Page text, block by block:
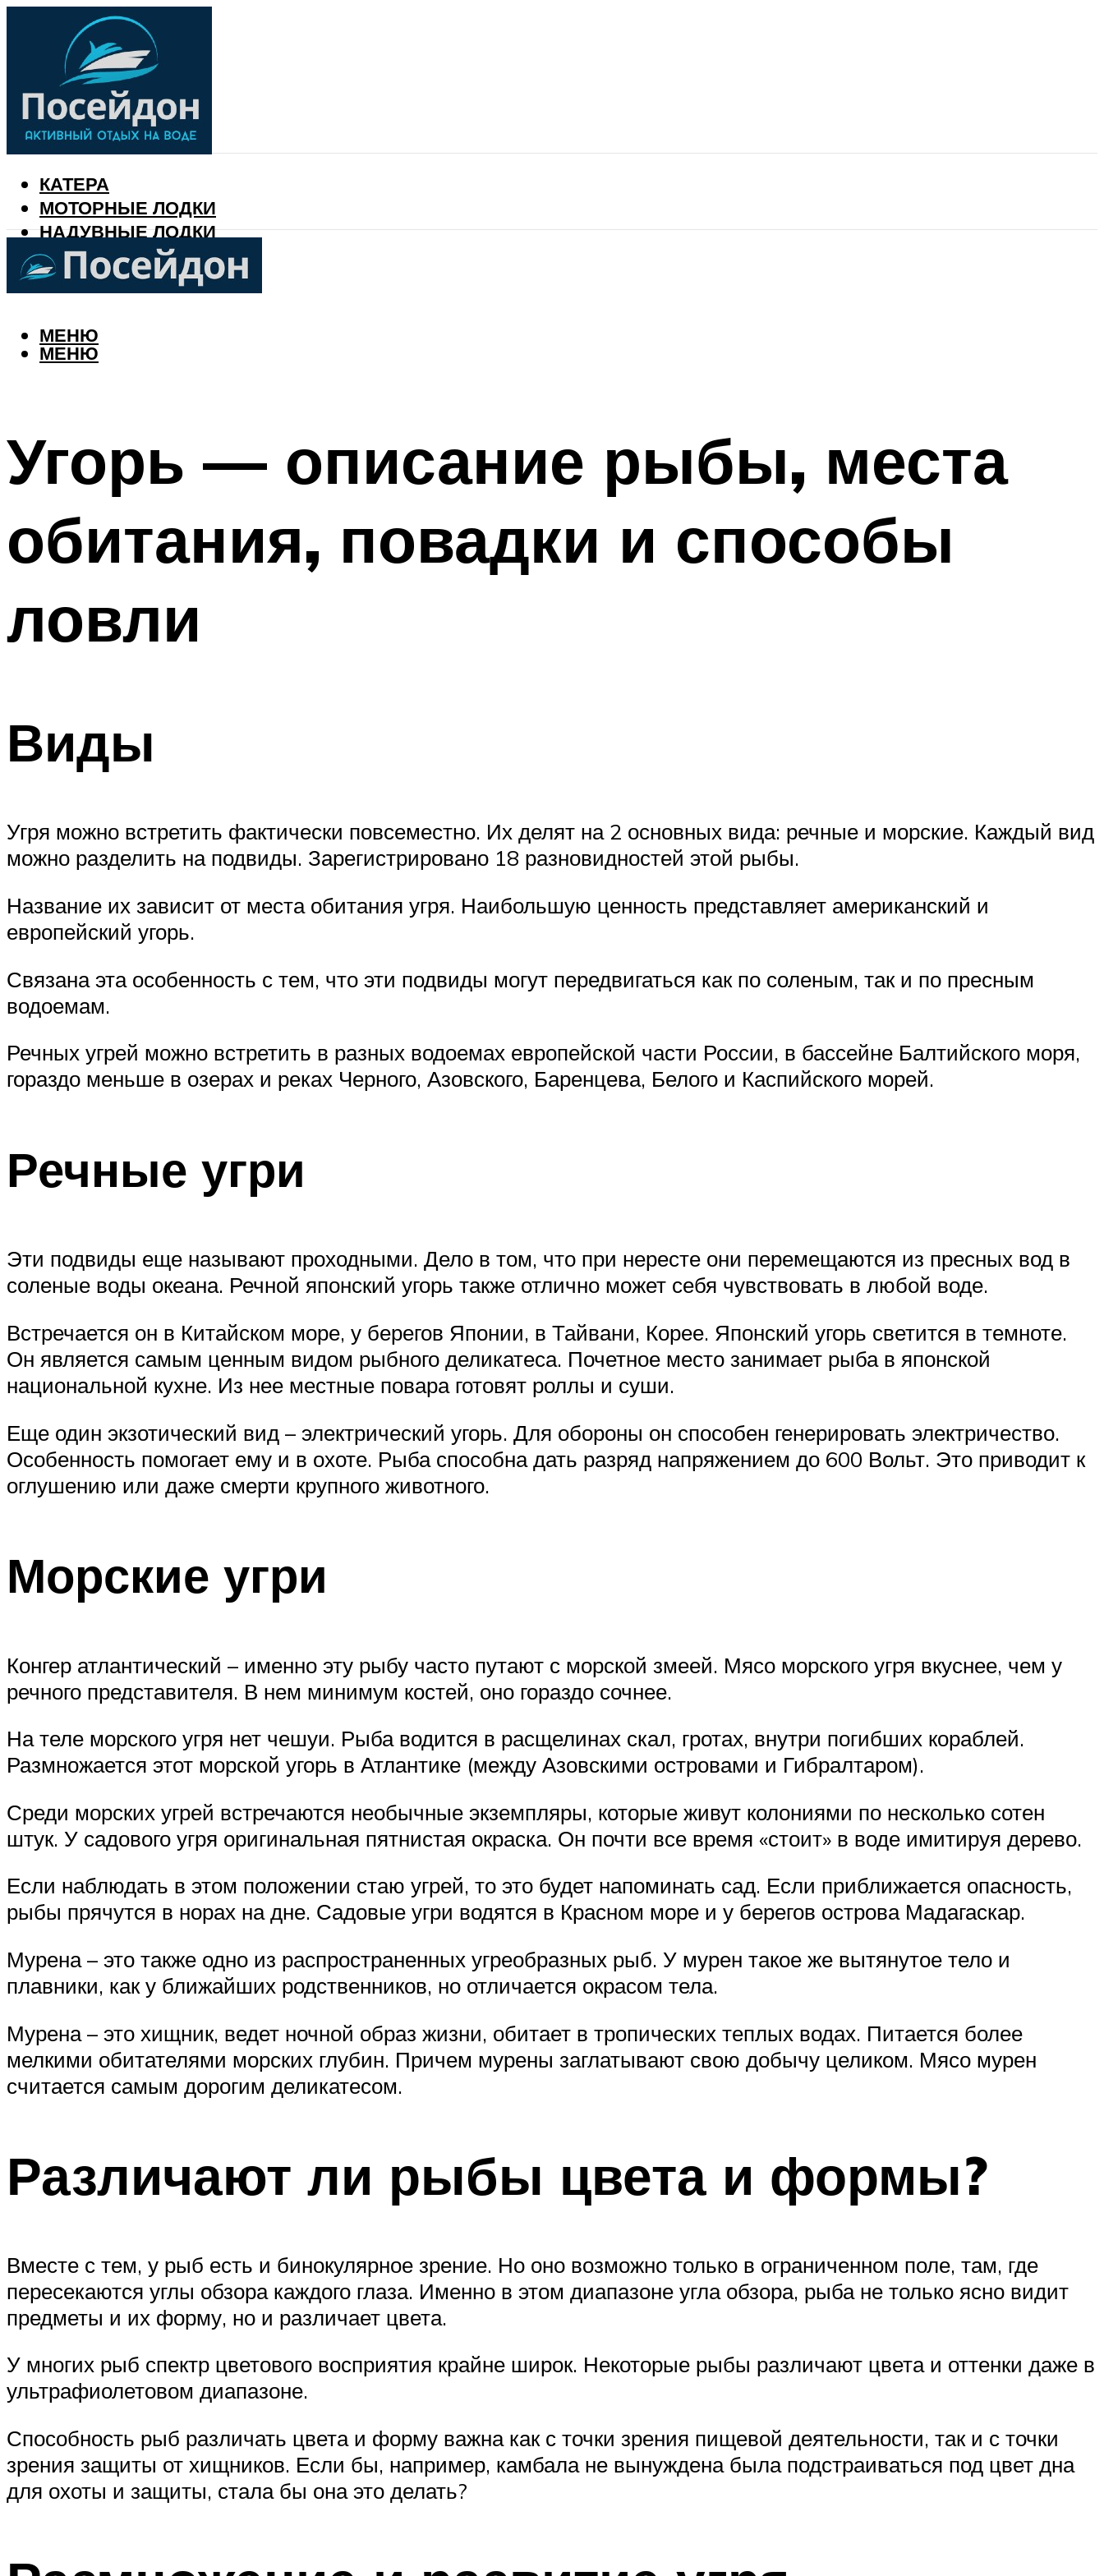
КАТЕРА
МОТОРНЫЕ ЛОДКИ
НАДУВНЫЕ ЛОДКИ
РЫБАЛКА
КАЛЕНДАРЬ РЫБАКА
МЕНЮ
МЕНЮ
Угорь — описание рыбы, места
обитания, повадки и способы
ловли
Виды
Угря можно встретить фактически повсеместно. Их делят на 2 основных вида: речные и морские. Каждый вид
можно разделить на подвиды. Зарегистрировано 18 разновидностей этой рыбы.
Название их зависит от места обитания угря. Наибольшую ценность представляет американский и
европейский угорь.
Связана эта особенность с тем, что эти подвиды могут передвигаться как по соленым, так и по пресным
водоемам.
Речных угрей можно встретить в разных водоемах европейской части России, в бассейне Балтийского моря,
гораздо меньше в озерах и реках Черного, Азовского, Баренцева, Белого и Каспийского морей.
Речные угри
Эти подвиды еще называют проходными. Дело в том, что при нересте они перемещаются из пресных вод в
соленые воды океана. Речной японский угорь также отлично может себя чувствовать в любой воде.
Встречается он в Китайском море, у берегов Японии, в Тайвани, Корее. Японский угорь светится в темноте.
Он является самым ценным видом рыбного деликатеса. Почетное место занимает рыба в японской
национальной кухне. Из нее местные повара готовят роллы и суши.
Еще один экзотический вид – электрический угорь. Для обороны он способен генерировать электричество.
Особенность помогает ему и в охоте. Рыба способна дать разряд напряжением до 600 Вольт. Это приводит к
оглушению или даже смерти крупного животного.
Морские угри
Конгер атлантический – именно эту рыбу часто путают с морской змеей. Мясо морского угря вкуснее, чем у
речного представителя. В нем минимум костей, оно гораздо сочнее.
На теле морского угря нет чешуи. Рыба водится в расщелинах скал, гротах, внутри погибших кораблей.
Размножается этот морской угорь в Атлантике (между Азовскими островами и Гибралтаром).
Среди морских угрей встречаются необычные экземпляры, которые живут колониями по несколько сотен
штук. У садового угря оригинальная пятнистая окраска. Он почти все время «стоит» в воде имитируя дерево.
Если наблюдать в этом положении стаю угрей, то это будет напоминать сад. Если приближается опасность,
рыбы прячутся в норах на дне. Садовые угри водятся в Красном море и у берегов острова Мадагаскар.
Мурена – это также одно из распространенных угреобразных рыб. У мурен такое же вытянутое тело и
плавники, как у ближайших родственников, но отличается окрасом тела.
Мурена – это хищник, ведет ночной образ жизни, обитает в тропических теплых водах. Питается более
мелкими обитателями морских глубин. Причем мурены заглатывают свою добычу целиком. Мясо мурен
считается самым дорогим деликатесом.
Различают ли рыбы цвета и формы?
Вместе с тем, у рыб есть и бинокулярное зрение. Но оно возможно только в ограниченном поле, там, где
пересекаются углы обзора каждого глаза. Именно в этом диапазоне угла обзора, рыба не только ясно видит
предметы и их форму, но и различает цвета.
У многих рыб спектр цветового восприятия крайне широк. Некоторые рыбы различают цвета и оттенки даже в
ультрафиолетовом диапазоне.
Способность рыб различать цвета и форму важна как с точки зрения пищевой деятельности, так и с точки
зрения защиты от хищников. Если бы, например, камбала не вынуждена была подстраиваться под цвет дна
для охоты и защиты, стала бы она это делать?